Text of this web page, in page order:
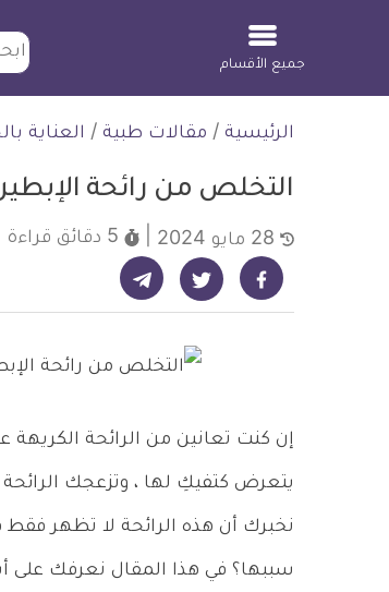
جميع الأقسام
الرئيسية / مقالات طبية / العناية
التخلص من رائحة
5 دقائق قراءة
شارك على فيسبوك - ديلي ميديكال انفو شارك على تويتر - ديلي ميديكال انفو شارك على تيليجرام - ديلي ميديكال انفو
إن كنت تعانين من الرائحة
يتعرض كتفيكِ لها ، وتزعجك
نخبرك أن هذه الرائحة لا تظهر
سببها؟ في هذا المقال نعرفك على